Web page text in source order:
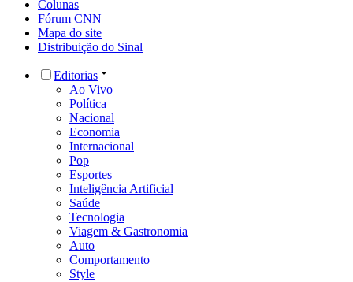
Colunas
Fórum CNN
Mapa do site
Distribuição do Sinal
Editorias
Ao Vivo
Política
Nacional
Economia
Internacional
Pop
Esportes
Inteligência Artificial
Saúde
Tecnologia
Viagem & Gastronomia
Auto
Comportamento
Style